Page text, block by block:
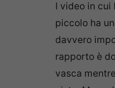
I video in cui
piccolo ha
davvero
rapporto è
vasca